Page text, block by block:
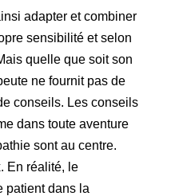
adapter et combiner
sensibilité et selon
quelle que soit son
ne fournit pas de
conseils. Les conseils
dans toute aventure
sont au centre.
En réalité, le
patient dans la